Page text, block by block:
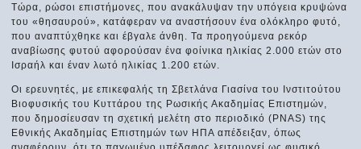
Τώρα, ρώσοι επιστήμονες, που ανακάλυψαν την υπόγεια κρυψώνα
του «θησαυρού», κατάφεραν να αναστήσουν ένα ολόκληρο φυτό,
που αναπτύχθηκε και έβγαλε άνθη. Τα προηγούμενα ρεκόρ
αναβίωσης φυτού αφορούσαν ένα φοίνικα ηλικίας 2.000 ετών στο
Ισραήλ και έναν λωτό ηλικίας 1.200 ετών.
Οι ερευνητές, με επικεφαλής τη Σβετλάνα Γιασίνα του Ινστιτούτου
Βιοφυσικής του Κυττάρου της Ρωσικής Ακαδημίας Επιστημών,
που δημοσίευσαν τη σχετική μελέτη στο περιοδικό (PNAS) της
Εθνικής Ακαδημίας Επιστημών των ΗΠΑ απέδειξαν, όπως